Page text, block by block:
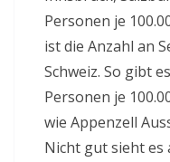
Personen je
ist die Anzahl an
Schweiz. So gibt
Personen je
wie Appenzell
Nicht gut sieht es